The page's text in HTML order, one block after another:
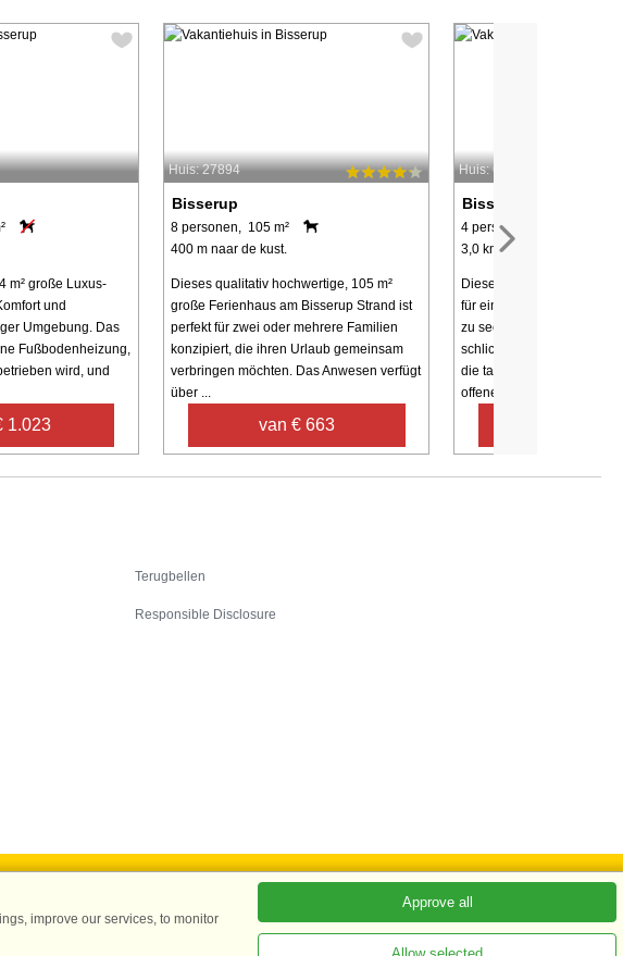
m² große Luxus-
und
Umgebung. Das
Fußbodenheizung,
wird, und
1.023
Huis: 27894
Bisserup
8 personen, 105 m²
400 m naar de kust.
Dieses qualitativ hochwertige, 105 m²
große Ferienhaus am Bisserup Strand ist
perfekt für zwei oder mehrere Familien
konzipiert, die ihren Urlaub gemeinsam
verbringen möchten. Das Anwesen verfügt
über ...
van € 663
Huis: 64380
Bisserup
4 personen, 61 m²
3,0 km naar de kust.
Dieses 61 m² große
für einen entspannten
zu sechs Gästen. Die
schlicht und praktisch, mit
die tagsüber für ein
offenes ...
Terugbellen
Responsible Disclosure
67324013
Swift Code : DABADKKK
improve our services, to monitor
Approve all